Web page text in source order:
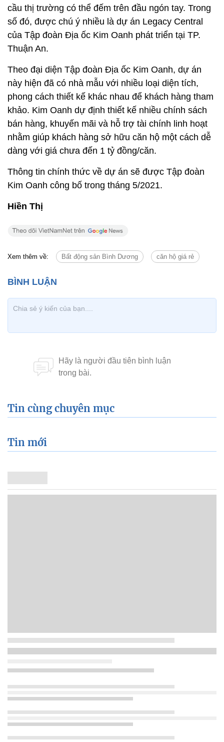
cầu thị trường có thể đếm trên đầu ngón tay. Trong
số đó, được chú ý nhiều là dự án Legacy Central
của Tập đoàn Địa ốc Kim Oanh phát triển tại TP.
Thuận An.
Theo đại diện Tập đoàn Địa ốc Kim Oanh, dự án
này hiện đã có nhà mẫu với nhiều loại diện tích,
phong cách thiết kế khác nhau để khách hàng tham
khảo. Kim Oanh dự định thiết kế nhiều chính sách
bán hàng, khuyến mãi và hỗ trợ tài chính linh hoạt
nhằm giúp khách hàng sở hữu căn hộ một cách dễ
dàng với giá chưa đến 1 tỷ đồng/căn.
Thông tin chính thức về dự án sẽ được Tập đoàn
Kim Oanh công bố trong tháng 5/2021.
Hiền Thị
Xem thêm về: Bất động sản Bình Dương căn hộ giá rẻ
Tin cùng chuyên mục
Tin mới